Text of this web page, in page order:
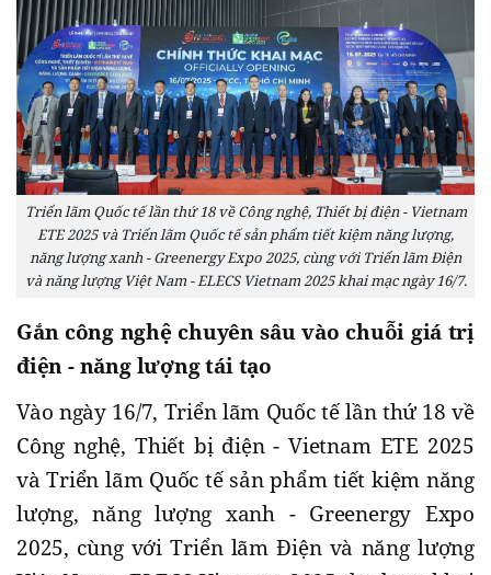
Triển lãm Quốc tế lần thứ 18 về Công nghệ, Thiết bị điện - Vietnam
ETE 2025 và Triển lãm Quốc tế sản phẩm tiết kiệm năng lượng,
năng lượng xanh - Greenergy Expo 2025, cùng với Triển lãm Điện
và năng lượng Việt Nam - ELECS Vietnam 2025 khai mạc ngày 16/7.
Gắn công nghệ chuyên sâu vào chuỗi giá trị
điện - năng lượng tái tạo
Vào ngày 16/7, Triển lãm Quốc tế lần thứ 18 về
Công nghệ, Thiết bị điện - Vietnam ETE 2025
và Triển lãm Quốc tế sản phẩm tiết kiệm năng
lượng, năng lượng xanh - Greenergy Expo
2025, cùng với Triển lãm Điện và năng lượng